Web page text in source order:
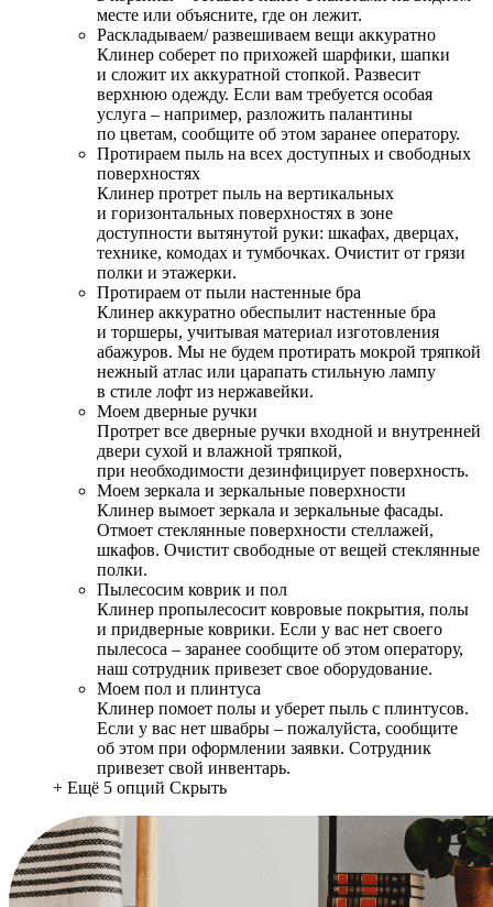
месте или объясните, где он лежит.
Раскладываем/ развешиваем вещи аккуратно
Клинер соберет по прихожей шарфики, шапки
и сложит их аккуратной стопкой. Развесит
верхнюю одежду. Если вам требуется особая
услуга – например, разложить палантины
по цветам, сообщите об этом заранее оператору.
Протираем пыль на всех доступных и свободных
поверхностях
Клинер протрет пыль на вертикальных
и горизонтальных поверхностях в зоне
доступности вытянутой руки: шкафах, дверцах,
технике, комодах и тумбочках. Очистит от грязи
полки и этажерки.
Протираем от пыли настенные бра
Клинер аккуратно обеспылит настенные бра
и торшеры, учитывая материал изготовления
абажуров. Мы не будем протирать мокрой тряпкой
нежный атлас или царапать стильную лампу
в стиле лофт из нержавейки.
Моем дверные ручки
Протрет все дверные ручки входной и внутренней
двери сухой и влажной тряпкой,
при необходимости дезинфицирует поверхность.
Моем зеркала и зеркальные поверхности
Клинер вымоет зеркала и зеркальные фасады.
Отмоет стеклянные поверхности стеллажей,
шкафов. Очистит свободные от вещей стеклянные
полки.
Пылесосим коврик и пол
Клинер пропылесосит ковровые покрытия, полы
и придверные коврики. Если у вас нет своего
пылесоса – заранее сообщите об этом оператору,
наш сотрудник привезет свое оборудование.
Моем пол и плинтуса
Клинер помоет полы и уберет пыль с плинтусов.
Если у вас нет швабры – пожалуйста, сообщите
об этом при оформлении заявки. Сотрудник
привезет свой инвентарь.
+ Ещё 5 опций Скрыть